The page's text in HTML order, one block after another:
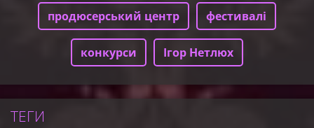
продюсерський центр фестивалі
конкурси Ігор Нетлюх
ТЕГИ